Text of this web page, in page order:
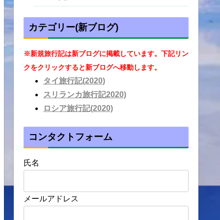
カテゴリー(新ブログ)
※新規旅行記は新ブログに掲載しています。下記リン
クをクリックすると新ブログへ移動します。
タイ旅行記(2020)
スリランカ旅行記2020)
ロシア旅行記(2020)
コンタクトフォーム
氏名
メールアドレス